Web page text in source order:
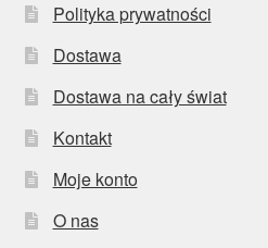
Polityka prywatności
Dostawa
Dostawa na cały świat
Kontakt
Moje konto
O nas